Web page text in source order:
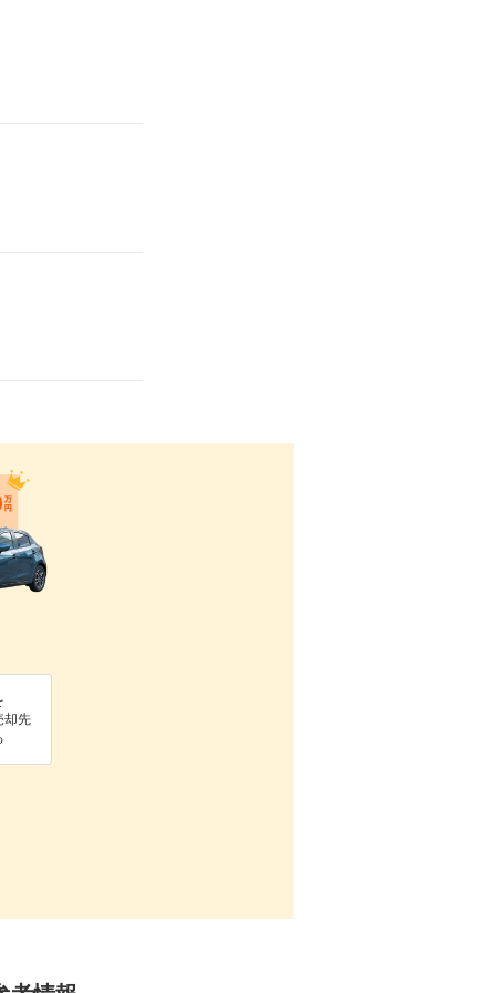
却先